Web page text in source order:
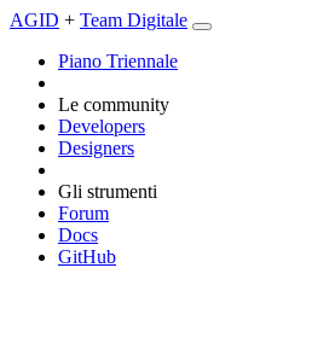
AGID + Team Digitale
Piano Triennale
Le community
Developers
Designers
Gli strumenti
Forum
Docs
GitHub